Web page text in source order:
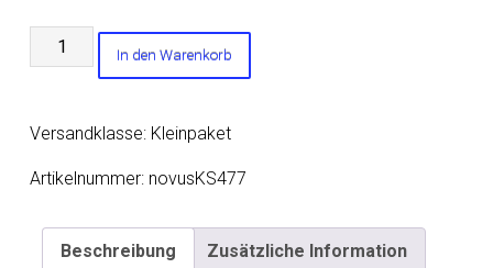
Spurverbreiterung
Set
inkl.
für
Golf
In den Warenkorb
Versandklasse: Kleinpaket
Artikelnummer: novusKS477
Beschreibung Zusätzliche Information